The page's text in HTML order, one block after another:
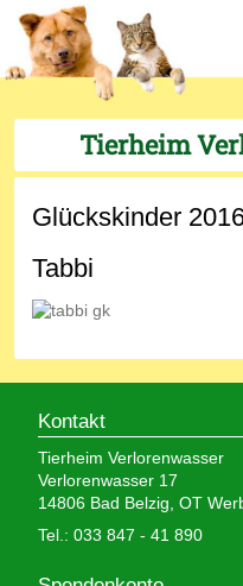
Tierheim
Glückskinder
Tabbi
Kontakt
Tierheim Verlorenwasser
Verlorenwasser 17
14806 Bad Belzig, OT
Tel.: 033 847 - 41 890